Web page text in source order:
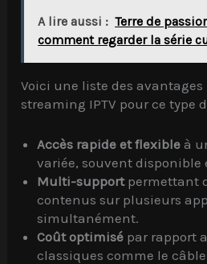
A lire aussi : Terre de
comment regarder la série
Voici une liste des
streaming IPTV pour ce type
Accès rapide et flexible à
variée, souvent disponible
Multi-supportpermettant
contenus sur plusieurs
simultanément.
Coût optimisé par rapport
classiques comme le